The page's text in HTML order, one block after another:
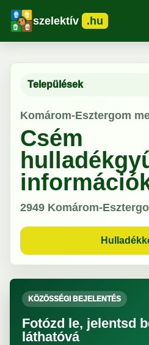
szelektív .hu
Települések
Komárom-Esztergom
Csém
2949 Komárom-
KÖZÖSSÉGI BEJELENTÉS
Fotózd le, jelentsd
láthatóvá